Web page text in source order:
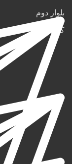
بلوار دوم
کوچه اول